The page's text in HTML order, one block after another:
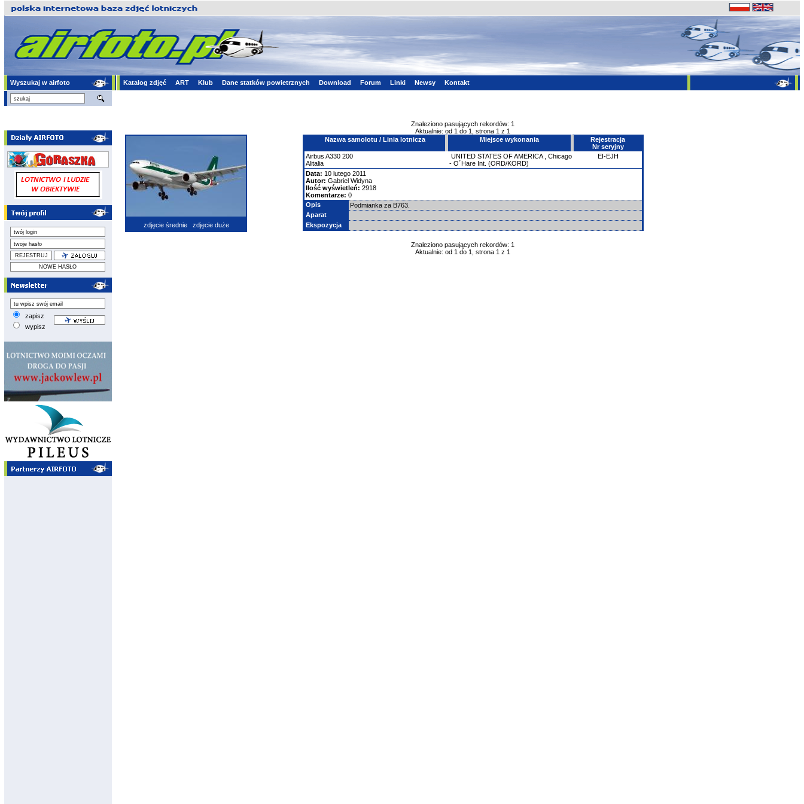
Wyszukaj w airfoto Katalog zdjęć ART Klub Dane statków powietrznych Download Forum Linki Newsy Kontakt
zapisz
wypisz
Znaleziono pasujących rekordów: 1
Aktualnie: od 1 do 1, strona 1 z 1
zdjęcie średnie zdjęcie duże
Nazwa samolotu / Linia lotnicza Miejsce wykonania
Rejestracja
Nr seryjny
Airbus A330 200
Alitalia
UNITED STATES OF AMERICA, Chicago
- O´Hare Int. (ORD/KORD)
EI-EJH
Data: 10 lutego 2011
Autor: Gabriel Widyna
Ilość wyświetleń: 2918
Komentarze: 0
Opis
Podmianka za B763.
Aparat
Ekspozycja
Znaleziono pasujących rekordów: 1
Aktualnie: od 1 do 1, strona 1 z 1